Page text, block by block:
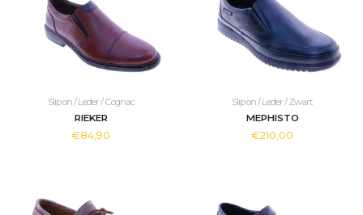
Slip on / Leder / Cognac
RIEKER
€84,90
Slip on / Leder / Zwart
MEPHISTO
€210,00